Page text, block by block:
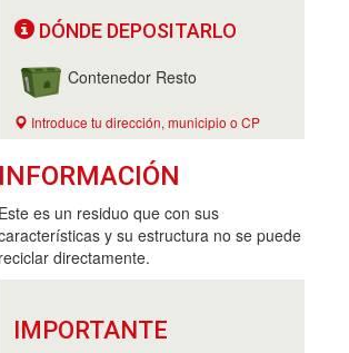
DÓNDE DEPOSITARLO
Contenedor Resto
Introduce tu dirección, municipio o CP
INFORMACIÓN
Este es un residuo que con sus
y su estructura no se puede
reciclar directamente.
IMPORTANTE